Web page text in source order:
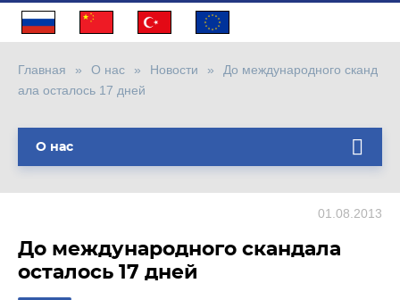
Главная О нас Новости
До международного сканд
ала осталось 17 дней
О нас
До международного скандала
осталось 17 дней
01.08.2013